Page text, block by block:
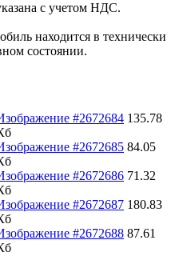
с учетом НДС.
находится в технически
состоянии.
#2672684 135.78
#2672685 84.05
#2672686 71.32
#2672687 180.83
#2672688 87.61